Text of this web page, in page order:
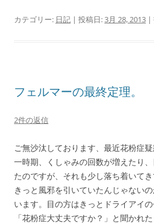
カテゴリー: 日記 | 投稿日:3月 28, 2013 |
フェルマーの最終定理。
2件の返信
ご無沙汰しております、最近花粉症疑
一時期、くしゃみの回数が増えたり
たのですが、それも少し落ち着いて
きっと風邪を引いていたんじゃない
います。目の方はきっとドライアイの
「花粉症大丈夫ですか？」と聞かれ